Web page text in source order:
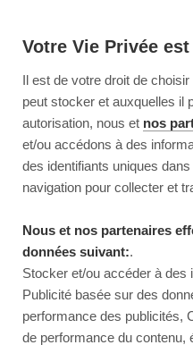
Votre Vie Privée
Il est de votre droit de
peut stocker et auxquelles il
autorisation, nous et nos
et/ou accédons à des
des identifiants uniques
navigation pour collecter et
Nous et nos partenaires
données suivant:.
Stocker et/ou accéder à des
Publicité basée sur des
performance des publicités,
de performance du contenu,